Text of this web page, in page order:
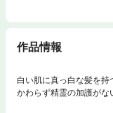
作品情報
白い肌に真っ白な髪を
かわらず精霊の加護がな
とある日突然、治療魔